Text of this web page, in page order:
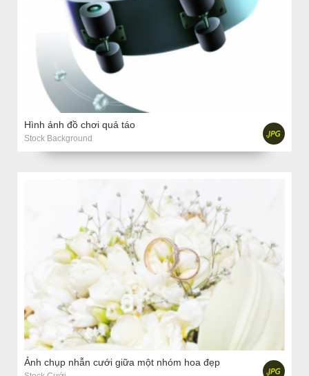
Hình ảnh đồ chơi quả táo
Stock Background
Ảnh chụp nhẫn cưới giữa một nhóm hoa đẹp